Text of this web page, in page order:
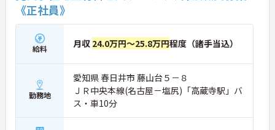
《正社員》
給料 月収 24.0万円～25.8万円程度（諸手当込）
勤務地
愛知県 春日井市 藤山台５－８
ＪＲ中央本線(名古屋－塩尻)「高蔵寺駅」バ
ス・車10分